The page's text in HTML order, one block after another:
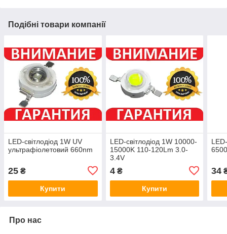
Подібні товари компанії
LED-світлодіод 1W UV
ультрафіолетовий 660nm
25 ₴
Купити
LED-світлодіод 1W 10000-
15000K 110-120Lm 3.0-
3.4V
4₴
Купити
34
Про нас